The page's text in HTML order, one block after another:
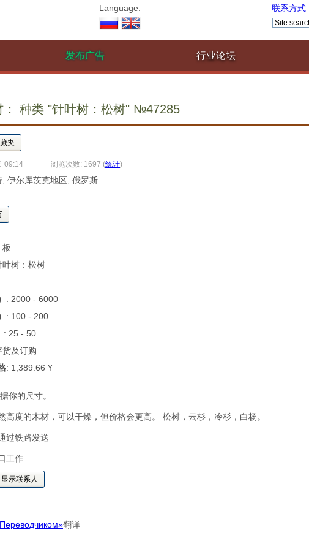
Language: 联系方式
发布广告 行业论坛
： 种类 "针叶树：松树" №47285
09:14 浏览次数: 1697 (统计)
, 伊尔库茨克地区, 俄罗斯
板
叶树：松树
: 2000 - 6000
: 100 - 200
: 25 - 50
货及订购
: 1,389.66 ¥
你的尺寸。
高度的木材，可以干燥，但价格会更高。 松树，云杉，冷杉，白杨。
过铁路发送
工作
显示联系人
翻译